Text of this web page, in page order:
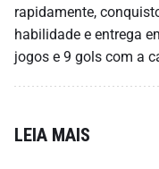
rapidamente,
habilidade e entrega
jogos e 9 gols com a
LEIA MAIS